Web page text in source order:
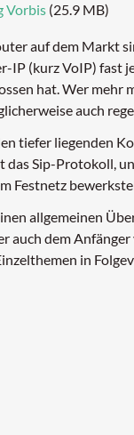
Vorbis (25.9 MB)
auf dem Markt
IP (kurz VoIP) fast
hat. Wer mehr
auch
tiefer liegenden
das Sip-Protokoll,
Festnetz
allgemeinen
auch dem
in